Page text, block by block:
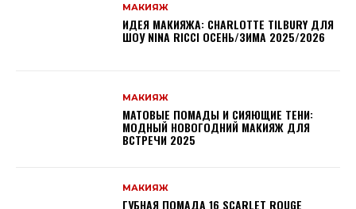
МАКИЯЖ
ИДЕЯ МАКИЯЖА: CHARLOTTE TILBURY ДЛЯ
ШОУ NINA RICCI ОСЕНЬ/ЗИМА 2025/2026
МАКИЯЖ
МАТОВЫЕ ПОМАДЫ И СИЯЮЩИЕ ТЕНИ:
МОДНЫЙ НОВОГОДНИЙ МАКИЯЖ ДЛЯ
ВСТРЕЧИ 2025
МАКИЯЖ
ГУБНАЯ ПОМАДА 16 SCARLET ROUGE